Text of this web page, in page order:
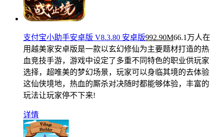
支付宝小助手安卓版 V8.3.80 安卓版992.90M66.1万人在
用越美家安卓版是一款以玄幻修仙为主要题材打造的热
血竞技手游，游戏中设定了多重不同特色的职业供玩家
选择，超唯美的梦幻场景，玩家可以身临其境的去体验
这仙侠境地，热血的厮杀对决随时都能够体验，丰富的
玩法让玩家停不下来!
详情